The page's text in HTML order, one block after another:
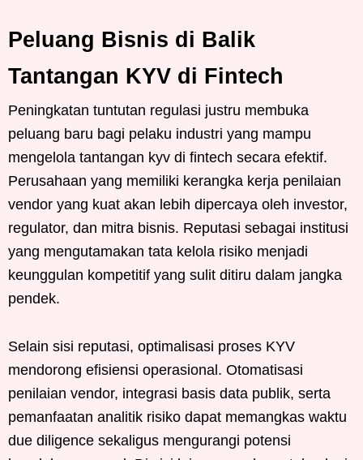
Peluang Bisnis di Balik
Tantangan KYV di Fintech
Peningkatan tuntutan regulasi justru membuka
peluang baru bagi pelaku industri yang mampu
mengelola tantangan kyv di fintech secara efektif.
Perusahaan yang memiliki kerangka kerja penilaian
vendor yang kuat akan lebih dipercaya oleh investor,
regulator, dan mitra bisnis. Reputasi sebagai institusi
yang mengutamakan tata kelola risiko menjadi
keunggulan kompetitif yang sulit ditiru dalam jangka
pendek.
Selain sisi reputasi, optimalisasi proses KYV
mendorong efisiensi operasional. Otomatisasi
penilaian vendor, integrasi basis data publik, serta
pemanfaatan analitik risiko dapat memangkas waktu
due diligence sekaligus mengurangi potensi